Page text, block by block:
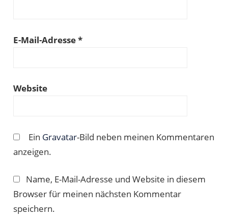
E-Mail-Adresse*
Website
Ein Gravatar-Bild neben meinen Kommentaren
anzeigen.
Name, E-Mail-Adresse und Website in diesem
Browser für meinen nächsten Kommentar
speichern.